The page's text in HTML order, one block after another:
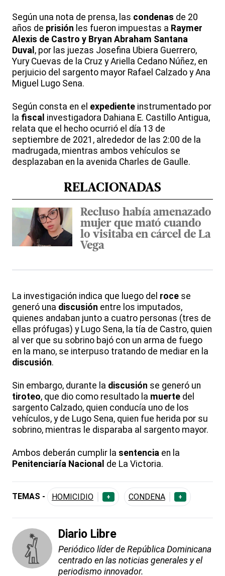
Según una nota de prensa, las condenas de 20
años de prisión les fueron impuestas a Raymer
Alexis de Castro y Bryan Abraham Santana
Duval , por las juezas Josefina Ubiera Guerrero,
Yury Cuevas de la Cruz y Ariella Cedano Núñez, en
perjuicio del sargento mayor Rafael Calzado y Ana
Miguel Lugo Sena.
Según consta en el expediente instrumentado por
la fiscal investigadora Dahiana E. Castillo Antigua,
relata que el hecho ocurrió el día 13 de
septiembre de 2021, alrededor de las 2:00 de la
madrugada, mientras ambos vehículos se
desplazaban en la avenida Charles de Gaulle.
RELACIONADAS
Recluso había amenazado
mujer que mató cuando
lo visitaba en cárcel de La
Vega
La investigación indica que luego del roce se
generó una discusión entre los imputados,
quienes andaban junto a cuatro personas (tres de
ellas prófugas) y Lugo Sena, la tía de Castro, quien
al ver que su sobrino bajó con un arma de fuego
en la mano, se interpuso tratando de mediar en la
discusión.
Sin embargo, durante la discusión se generó un
tiroteo, que dio como resultado la muerte del
sargento Calzado, quien conducía uno de los
vehículos, y de Lugo Sena, quien fue herida por su
sobrino, mientras le disparaba al sargento mayor.
Ambos deberán cumplir la sentencia en la
Penitenciaría Nacional de La Victoria.
TEMAS - HOMICIDIO + CONDENA +
Diario Libre
Periódico líder de República Dominicana
centrado en las noticias generales y el
periodismo innovador.